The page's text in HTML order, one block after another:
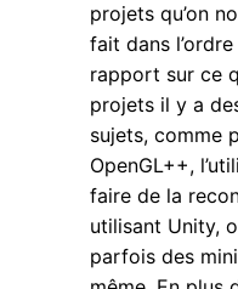
projets qu’on
fait dans
rapport sur ce
projets il y a
sujets, comme
OpenGL++,
faire de la
utilisant Unity,
parfois des